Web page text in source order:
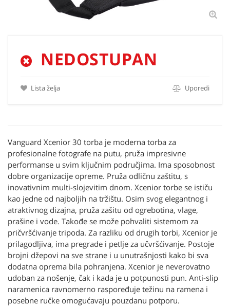
NEDOSTUPAN
Lista želja Uporedi
Vanguard Xcenior 30 torba je moderna torba za
profesionalne fotografe na putu, pruža impresivne
performanse u svim ključnim područjima. Ima sposobnost
dobre organizacije opreme. Pruža odličnu zaštitu, s
inovativnim multi-slojevitim dnom. Xcenior torbe se ističu
kao jedne od najboljih na tržištu. Osim svog elegantnog i
atraktivnog dizajna, pruža zašitu od ogrebotina, vlage,
prašine i vode. Takođe se može pohvaliti sistemom za
pričvršćivanje tripoda. Za razliku od drugih torbi, Xcenior je
prilagodljiva, ima pregrade i petlje za učvršćivanje. Postoje
brojni džepovi na sve strane i u unutrašnjosti kako bi sva
dodatna oprema bila pohranjena. Xcenior je neverovatno
udoban za nošenje, čak i kada je u potpunosti pun. Anti-slip
naramenica ravnomerno raspoređuje težinu na ramena i
posebne ručke omogućavaju pouzdanu potporu.